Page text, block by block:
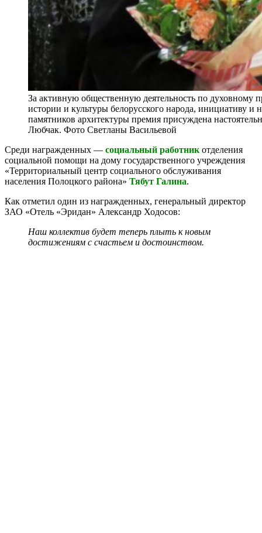
За активную общественную деятельность по духовному
истории и культуры белорусского народа, инициативу и
памятников архитектуры премия присуждена
Любчак. Фото Светланы Васильевой
Среди награжденных — социальный работник отделения
социальной помощи на дому государственного учреждения
«Территориальный центр социального обслуживания
населения Полоцкого района» Тябут Галина.
Как отметил один из награжденных, генеральный директор
ЗАО «Отель «Эридан» Александр Ходосов:
Наш коллектив будет теперь плыть к новым
достижениям с счастьем и достоинством.